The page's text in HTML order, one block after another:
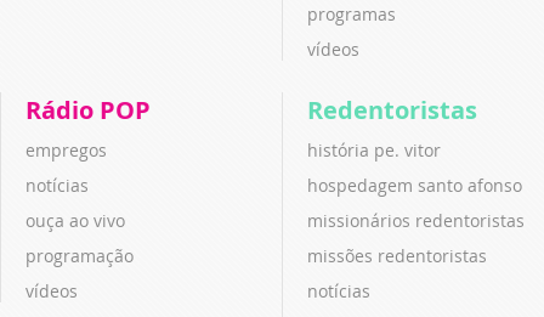
programas
vídeos
Rádio POP
empregos
notícias
ouça ao vivo
programação
vídeos
Redentoristas
história pe. vitor
hospedagem santo afonso
missionários redentoristas
missões redentoristas
notícias